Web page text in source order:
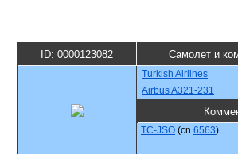
ID: 0000123082 Самолет и
Turkish Airlines
Airbus A321-231
TC-JSO (cn 6563)